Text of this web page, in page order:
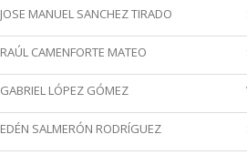
JOSE MANUEL SANCHEZ TIRADO
RAÚL CAMENFORTE MATEO
GABRIEL LÓPEZ GÓMEZ
EDÉN SALMERÓN RODRÍGUEZ